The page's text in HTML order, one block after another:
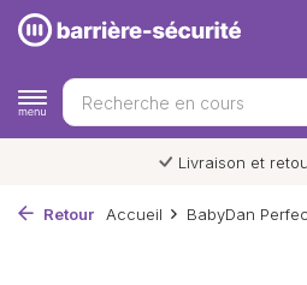
Garantiedu
Retour Accueil BabyDan